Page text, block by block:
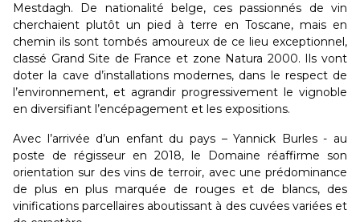
Mestdagh. De nationalité belge, ces passionnés de vin
cherchaient plutôt un pied à terre en Toscane, mais en
chemin ils sont tombés amoureux de ce lieu exceptionnel,
classé Grand Site de France et zone Natura 2000. Ils vont
doter la cave d’installations modernes, dans le respect de
l’environnement, et agrandir progressivement le vignoble
en diversifiant l’encépagement et les expositions.
Avec l’arrivée d’un enfant du pays – Yannick Burles - au
poste de régisseur en 2018, le Domaine réaffirme son
orientation sur des vins de terroir, avec une prédominance
de plus en plus marquée de rouges et de blancs, des
vinifications parcellaires aboutissant à des cuvées variées et